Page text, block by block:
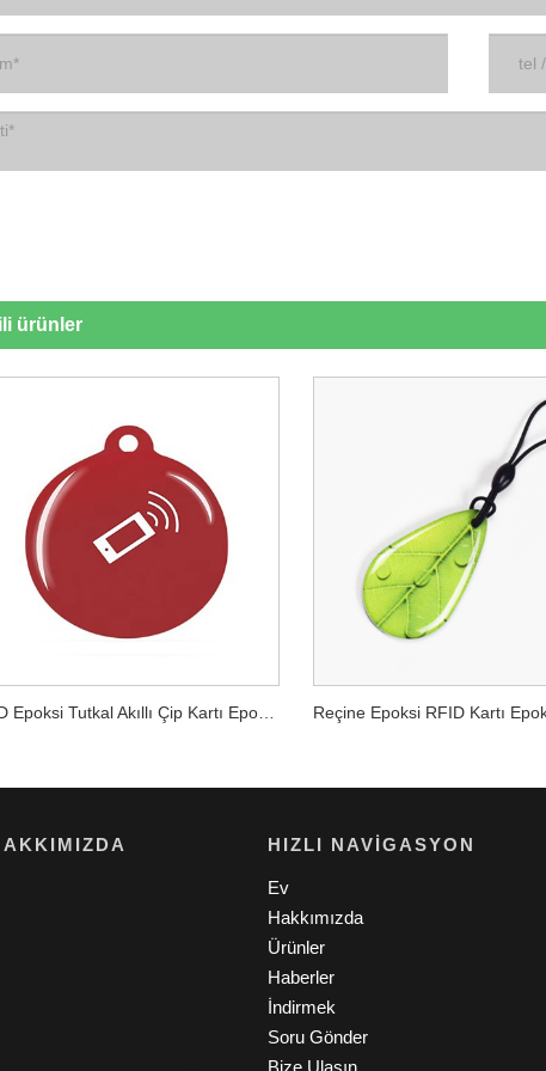
ürünler
HIZLI NAVIGASYON
Ev
Hakkımızda
Ürünler
Haberler
İndirmek
Soru Gönder
Bize Ulaşın